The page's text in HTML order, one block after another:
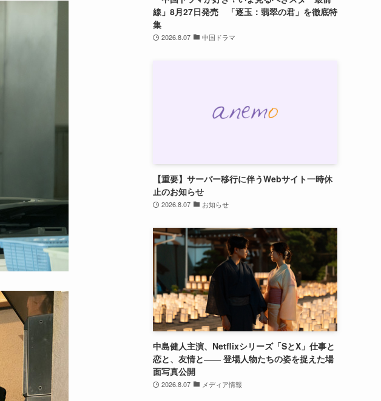
線」8月27日発売 「逐玉：翡翠の君」を徹底特
集
2026.8.07 中国ドラマ
【重要】サーバー移行に伴うWebサイト一時休
止のお知らせ
2026.8.07 お知らせ
中島健人主演、Netflixシリーズ「SとX」仕事と
恋と、友情と―― 登場人物たちの姿を捉えた場
面写真公開
2026.8.07 メディア情報